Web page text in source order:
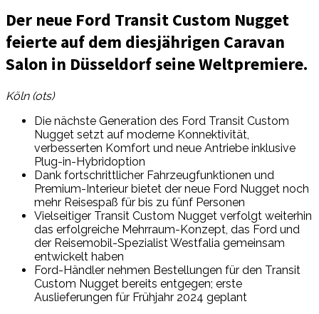
Der neue Ford Transit Custom Nugget
feierte auf dem diesjährigen Caravan
Salon in Düsseldorf seine Weltpremiere.
Köln (ots)
Die nächste Generation des Ford Transit Custom
Nugget setzt auf moderne Konnektivität,
verbesserten Komfort und neue Antriebe inklusive
Plug-in-Hybridoption
Dank fortschrittlicher Fahrzeugfunktionen und
Premium-Interieur bietet der neue Ford Nugget noch
mehr Reisespaß für bis zu fünf Personen
Vielseitiger Transit Custom Nugget verfolgt weiterhin
das erfolgreiche Mehrraum-Konzept, das Ford und
der Reisemobil-Spezialist Westfalia gemeinsam
entwickelt haben
Ford-Händler nehmen Bestellungen für den Transit
Custom Nugget bereits entgegen; erste
Auslieferungen für Frühjahr 2024 geplant